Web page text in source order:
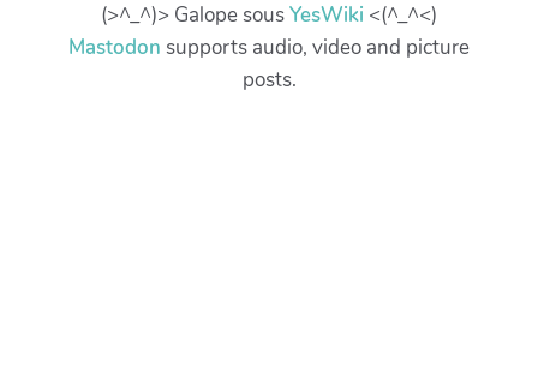
(>^_^)> Galope sousYesWiki <(^_^<)
Mastodon supports audio, video and picture
posts.